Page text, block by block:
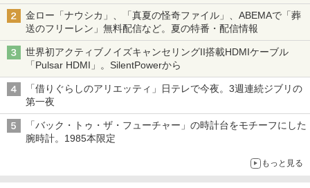
金ロー「ナウシカ」、「真夏の怪奇ファイル」、ABEMAで「葬
送のフリーレン」無料配信など。夏の特番・配信情報
世界初アクティブノイズキャンセリングII搭載HDMIケーブル
「Pulsar HDMI」。SilentPowerから
「借りぐらしのアリエッティ」日テレで今夜。3週連続ジブリの
第一夜
「バック・トゥ・ザ・フューチャー」の時計台をモチーフにした
腕時計。1985本限定
もっと見る